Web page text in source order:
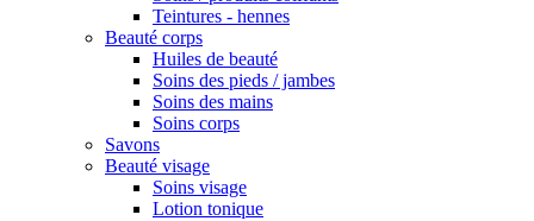
Teintures - hennes
Beauté corps
Huiles de beauté
Soins des pieds / jambes
Soins des mains
Soins corps
Savons
Beauté visage
Soins visage
Lotion tonique